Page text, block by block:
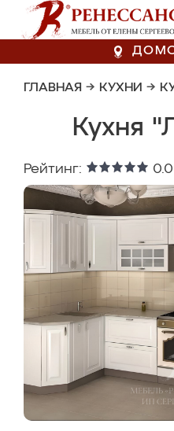
ГЛАВНАЯ → КУХНИ →
Кухня
Рейтинг: 0.0